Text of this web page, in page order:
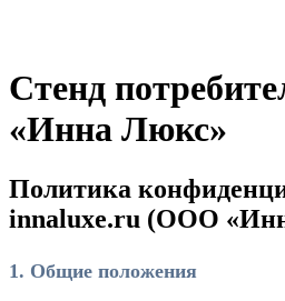
Стенд
«Инна Люкс»
Политика
innaluxe.ru (ООО
1. Общие положения